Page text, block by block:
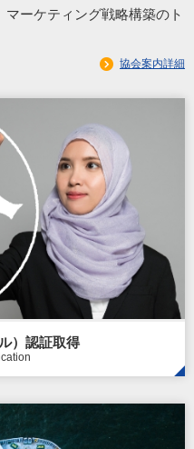
ーケティング戦略構築のト
協会案内詳細
）認証取得